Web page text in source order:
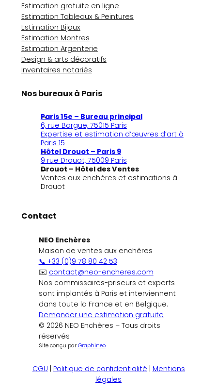
Estimation gratuite en ligne
Estimation Tableaux & Peintures
Estimation Bijoux
Estimation Montres
Estimation Argenterie
Design & arts décoratifs
Inventaires notariés
Nos bureaux à Paris
Paris 15e – Bureau principal
6, rue Bargue, 75015 Paris
Expertise et estimation d’œuvres d’art à
Paris 15
Hôtel Drouot – Paris 9
9 rue Drouot, 75009 Paris
Drouot – Hôtel des Ventes
Ventes aux enchères et estimations à
Drouot
Contact
NEO Enchères
Maison de ventes aux enchères
📞 +33 (0)9 78 80 42 53
✉️ contact@neo-encheres.com
Nos commissaires-priseurs et experts
sont implantés à Paris et interviennent
dans toute la France et en Belgique.
Demander une estimation gratuite
© 2026 NEO Enchères – Tous droits
réservés
Site conçu parGraphineo
CGU Politique de confidentialité Mentions
légales